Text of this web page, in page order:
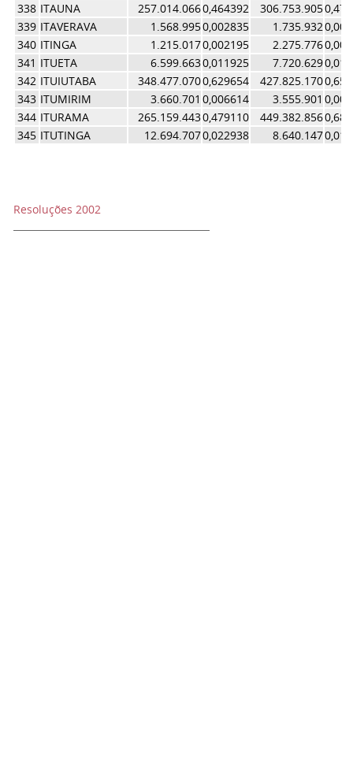
338 ITAUNA 257.014.0660,464392 306.753.905
339 ITAVERAVA 1.568.9950,002835 1.735.932
340 ITINGA 1.215.0170,002195 2.275.776
341 ITUETA 6.599.6630,011925 7.720.629
342 ITUIUTABA 348.477.0700,629654 427.825.170
343 ITUMIRIM 3.660.701 0,006614 3.555.901
344 ITURAMA 265.159.4430,479110 449.382.856
345 ITUTINGA 12.694.7070,022938 8.640.147
Resoluções 2002